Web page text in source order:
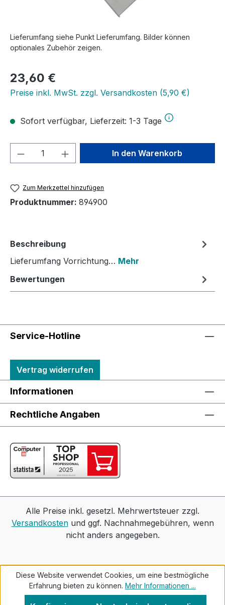
Lieferumfang siehe Punkt Lieferumfang. Bilder können
optionales Zubehör zeigen.
Regulärer Preis:
23,60 €
Preise inkl. MwSt. zzgl. Versandkosten (5,90 €)
Sofort verfügbar, Lieferzeit: 1-3 Tage
Produkt Anzahl: Gib denIn den Warenkorb
Zum Merkzettel hinzufügen
Produktnummer: 894900
Beschreibung
Lieferumfang Vorrichtung… Mehr
Bewertungen
Service-Hotline
Vertrag widerrufen
Informationen
Rechtliche Angaben
Alle Preise inkl. gesetzl. Mehrwertsteuer zzgl.
Versandkostenund ggf. Nachnahmegebühren, wenn
nicht anders angegeben.
Diese Website verwendet Cookies, um eine bestmögliche
Erfahrung bieten zu können. Mehr Informationen ...